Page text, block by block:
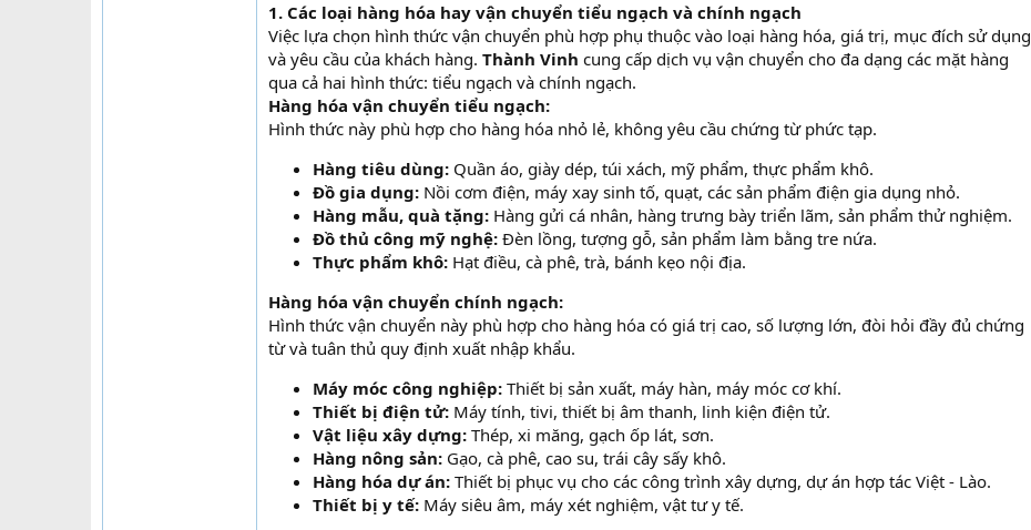
1. Các loại hàng hóa hay vận chuyển tiểu ngạch và chính ngạch
Việc lựa chọn hình thức vận chuyển phù hợp phụ thuộc vào loại hàng hóa, giá trị, mục đích sử dụng
và yêu cầu của khách hàng. Thành Vinh cung cấp dịch vụ vận chuyển cho đa dạng các mặt hàng
qua cả hai hình thức: tiểu ngạch và chính ngạch.
Hàng hóa vận chuyển tiểu ngạch:
Hình thức này phù hợp cho hàng hóa nhỏ lẻ, không yêu cầu chứng từ phức tạp.
Hàng tiêu dùng: Quần áo, giày dép, túi xách, mỹ phẩm, thực phẩm khô.
Đồ gia dụng: Nồi cơm điện, máy xay sinh tố, quạt, các sản phẩm điện gia dụng nhỏ.
Hàng mẫu, quà tặng: Hàng gửi cá nhân, hàng trưng bày triển lãm, sản phẩm thử nghiệm.
Đồ thủ công mỹ nghệ: Đèn lồng, tượng gỗ, sản phẩm làm bằng tre nứa.
Thực phẩm khô: Hạt điều, cà phê, trà, bánh kẹo nội địa.
Hàng hóa vận chuyển chính ngạch:
Hình thức vận chuyển này phù hợp cho hàng hóa có giá trị cao, số lượng lớn, đòi hỏi đầy đủ chứng
từ và tuân thủ quy định xuất nhập khẩu.
Máy móc công nghiệp: Thiết bị sản xuất, máy hàn, máy móc cơ khí.
Thiết bị điện tử: Máy tính, tivi, thiết bị âm thanh, linh kiện điện tử.
Vật liệu xây dựng: Thép, xi măng, gạch ốp lát, sơn.
Hàng nông sản: Gạo, cà phê, cao su, trái cây sấy khô.
Hàng hóa dự án: Thiết bị phục vụ cho các công trình xây dựng, dự án hợp tác Việt - Lào.
Thiết bị y tế: Máy siêu âm, máy xét nghiệm, vật tư y tế.